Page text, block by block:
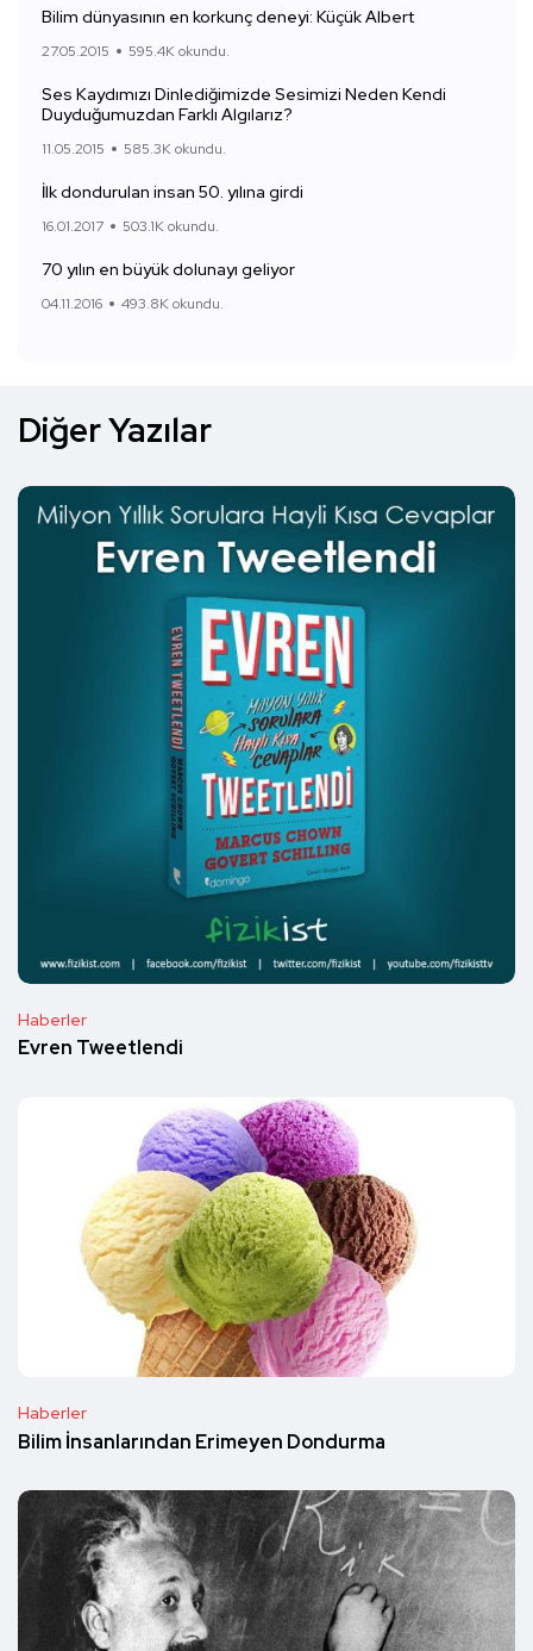
Bilim dünyasının en korkunç deneyi: Küçük Albert
27.05.2015 595.4K okundu.
Ses Kaydımızı Dinlediğimizde Sesimizi Neden Kendi
Duyduğumuzdan Farklı Algılarız?
11.05.2015 585.3K okundu.
İlk dondurulan insan 50. yılına girdi
16.01.2017 503.1K okundu.
70 yılın en büyük dolunayı geliyor
04.11.2016 493.8K okundu.
Diğer Yazılar
Haberler
Evren Tweetlendi
Haberler
Bilim İnsanlarından Erimeyen Dondurma